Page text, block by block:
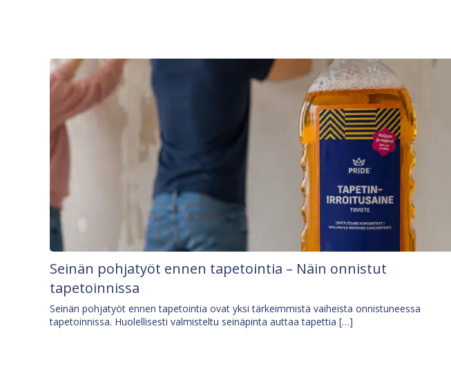
Seinän pohjatyöt ennen tapetointia – Näin onnistut
tapetoinnissa
Seinän pohjatyöt ennen tapetointia ovat yksi tärkeimmistä vaiheista onnistuneessa
tapetoinnissa. Huolellisesti valmisteltu seinäpinta auttaa tapettia […]